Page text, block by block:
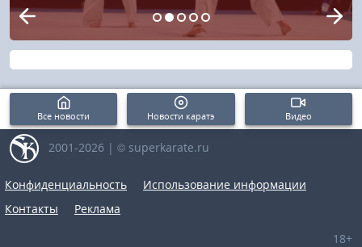
Все новости Новости каратэ Видео
2001-2026 | © superkarate.ru
Конфиденциальность
Использование информации
Контакты
Реклама
18+